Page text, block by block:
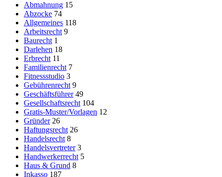
Abmahnung 15
Abzocke 74
Allgemeines 118
Arbeitsrecht 9
Baurecht 1
Darlehen 18
Erbrecht 11
Familienrecht 7
Fitnessstudio 3
Gebührenrecht 9
Geschäftsführer 49
Gesellschaftsrecht 104
Gratis-Muster/Vorlagen 12
Gründer 26
Haftungsrecht 26
Handelsrecht 8
Handelsvertreter 3
Handwerkerrecht 5
Haus & Grund 8
Inkasso 187